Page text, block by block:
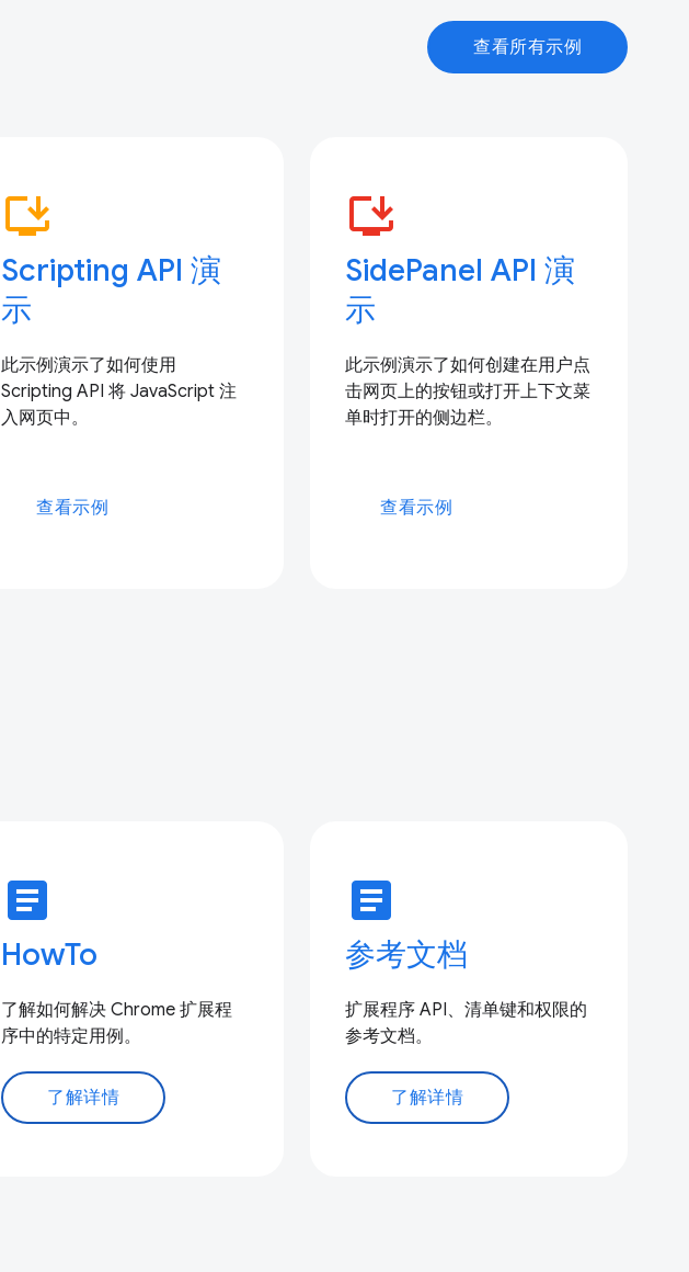
查看所有示例
install_desktop
Scripting API 演
示
此示例演示了如何使用
Scripting API 将 JavaScript 注
入网页中。
查看示例
install_desktop
SidePanel API 演
示
此示例演示了如何创建在用户点
击网页上的按钮或打开上下文菜
单时打开的侧边栏。
查看示例
article
HowTo
了解如何解决 Chrome 扩展程
序中的特定用例。
了解详情
article
参考文档
扩展程序 API、清单键和权限的
参考文档。
了解详情